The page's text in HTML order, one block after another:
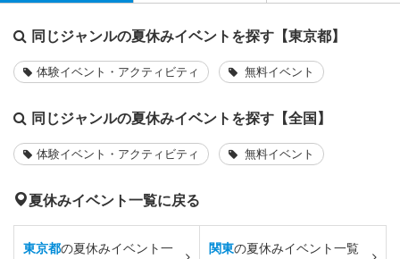
同じジャンルの夏休みイベントを探す【東京都】
体験イベント・アクティビティ 無料イベント
同じジャンルの夏休みイベントを探す【全国】
体験イベント・アクティビティ 無料イベント
夏休みイベント一覧に戻る
東京都の夏休みイベント一
関東の夏休みイベント一覧